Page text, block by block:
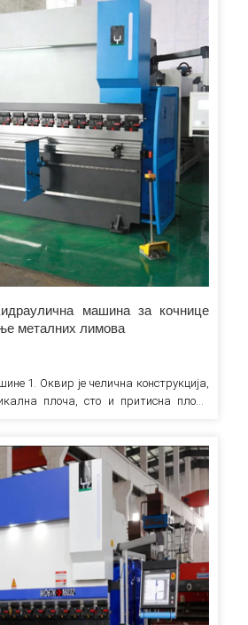
машина за кочнице
металних лимова
1. Оквир је челична конструкција,
плоча, сто и притисна плоча
2. Важни делови оквира,
АНСИС софтвером за анализу